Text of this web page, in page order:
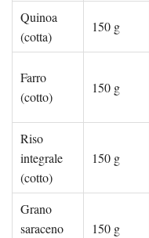
Quinoa
(cotta)
150 g
Farro
(cotto)
150 g
Riso
integrale
(cotto)
150 g
Grano
saraceno
150 g